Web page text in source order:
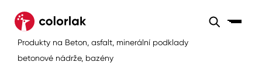
Sortiment
Tónovací systémy
Sortiment
Produkty na Beton, asfalt, minerální podklady
betonové nádrže, bazény